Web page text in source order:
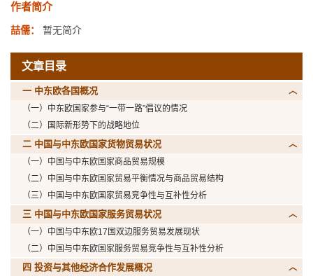
作者简介
喆儒： 暂无简介
文章目录
一 中东欧各国概况
（一）中东欧国家参与“一带一路”倡议的情况
（二）国际新形势下的战略地位
二 中国与中东欧国家货物贸易状况
（一）中国与中东欧国家商品贸易规模
（二）中国与中东欧国家贸易平衡情况与商品贸易结构
（三）中国与中东欧国家贸易竞争性与互补性分析
三 中国与中东欧国家服务贸易状况
（一）中国与中东欧17国双边服务贸易发展现状
（二）中国与中东欧国家服务贸易竞争性与互补性分析
四 投资与其他经济合作发展概况